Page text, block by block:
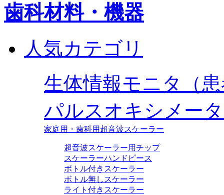
歯科材料・機器
人気カテゴリ
生体情報モニタ（
パルスオキシメー
家庭用・歯科用超音波スケーラー
超音波スケーラー用チップ
スケーラーハンドピース
ボトル付きスケーラー
ボトル無しスケーラー
ライト付きスケーラー